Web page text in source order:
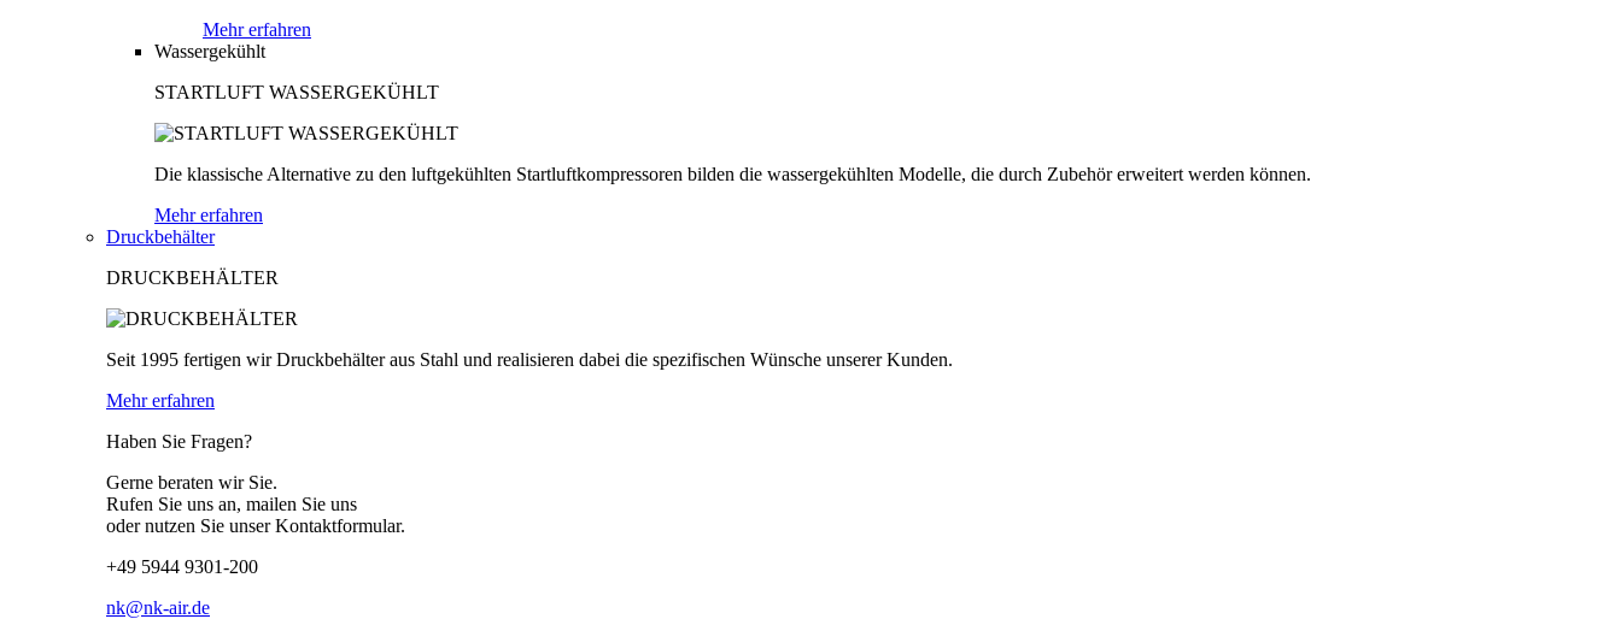
Mehr erfahren
Wassergekühlt
STARTLUFT WASSERGEKÜHLT
Die klassische Alternative zu den luftgekühlten Startluftkompressoren bilden die wassergekühlten Modelle, die durch Zubehör erweitert werden können.
Mehr erfahren
Druckbehälter
DRUCKBEHÄLTER
Seit 1995 fertigen wir Druckbehälter aus Stahl und realisieren dabei die spezifischen Wünsche unserer Kunden.
Mehr erfahren
Haben Sie Fragen?
Gerne beraten wir Sie.
Rufen Sie uns an, mailen Sie uns
oder nutzen Sie unser Kontaktformular.
+49 5944 9301-200
nk@nk-air.de